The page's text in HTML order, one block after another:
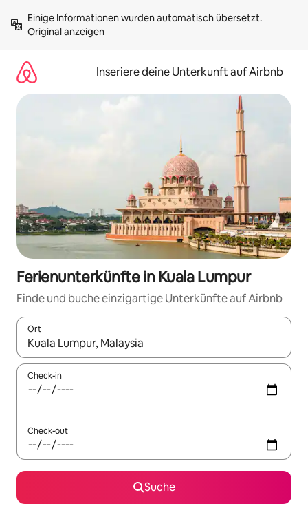
Inhalten
springenOriginal anzeigen
Inseriere deine Unterkunft auf Airbnb
Ferienunterkünfte in Kuala Lumpur
Finde und buche einzigartige Unterkünfte auf Airbnb
Ort
Wenn Ergebnisse verfügbar sind, navigiere mit den
Check-in
Check-out
Suche